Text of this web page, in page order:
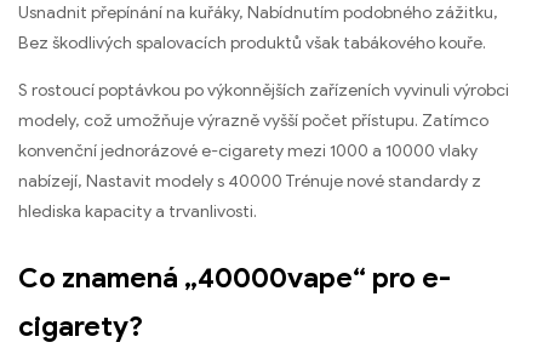
Usnadnit přepínání na kuřáky, Nabídnutím podobného zážitku,
Bez škodlivých spalovacích produktů však tabákového kouře.
S rostoucí poptávkou po výkonnějších zařízeních vyvinuli výrobci
modely, což umožňuje výrazně vyšší počet přístupu. Zatímco
konvenční jednorázové e-cigarety mezi 1000 a 10000 vlaky
nabízejí, Nastavit modely s 40000 Trénuje nové standardy z
hlediska kapacity a trvanlivosti.
Co znamená „40000vape“ pro e-
cigarety?